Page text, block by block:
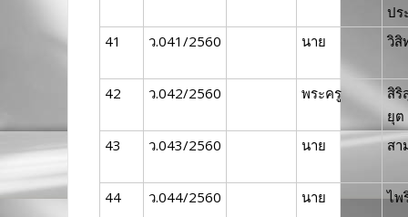
ปร
41
ว.041/2560 นาย วิสิ
42 ว.042/2560 พระครู
สิริ
ยุต
43
ว.043/2560 นาย สา
44 ว.044/2560 นาย ไพ